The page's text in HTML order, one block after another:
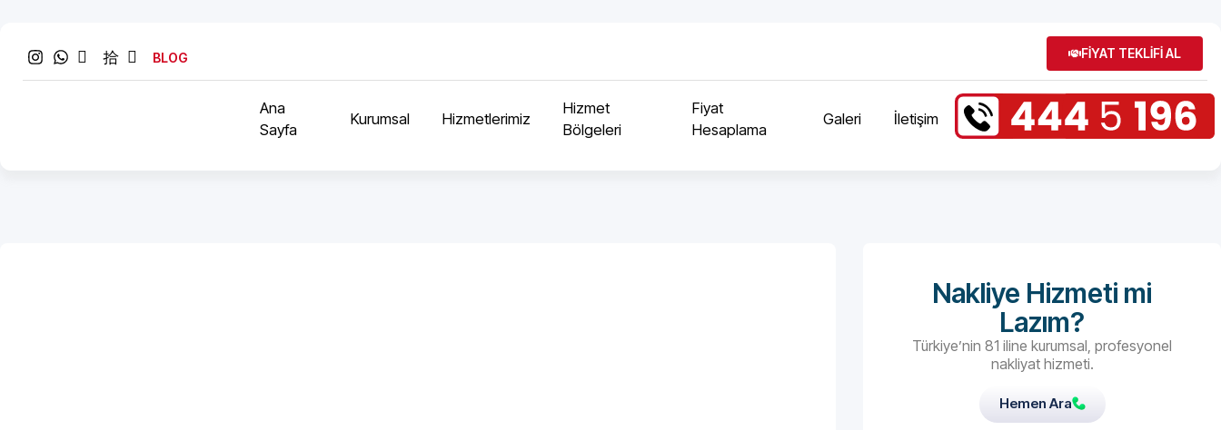
BLOG FİYAT TEKLİFİ AL
Ana
Sayfa
Kurumsal Hizmetlerimiz
Hizmet
Bölgeleri
Fiyat
Hesaplama
Galeri İletişim
Nakliye Hizmeti mi
Lazım?
Türkiye’nin 81 iline kurumsal, profesyonel
nakliyat hizmeti.
Hemen Ara